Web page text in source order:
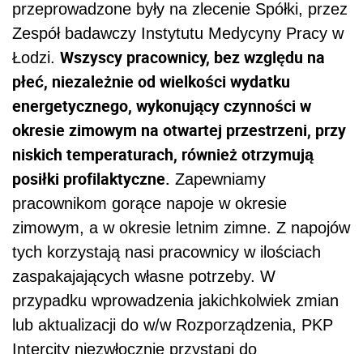
przeprowadzone były na zlecenie Spółki, przez
Zespół badawczy Instytutu Medycyny Pracy w
Łodzi. Wszyscy pracownicy, bez względu na
płeć, niezależnie od wielkości wydatku
energetycznego, wykonujący czynności w
okresie zimowym na otwartej przestrzeni, przy
niskich temperaturach, również otrzymują
posiłki profilaktyczne. Zapewniamy
pracownikom gorące napoje w okresie
zimowym, a w okresie letnim zimne. Z napojów
tych korzystają nasi pracownicy w ilościach
zaspakajających własne potrzeby. W
przypadku wprowadzenia jakichkolwiek zmian
lub aktualizacji do w/w Rozporządzenia, PKP
Intercity niezwłocznie przystąpi do